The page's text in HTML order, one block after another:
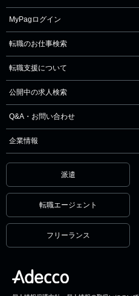
MyPagログイン
転職のお仕事検索
転職支援について
公開中の求人検索
Q&A・お問い合わせ
企業情報
派遣
転職エージェント
フリーランス